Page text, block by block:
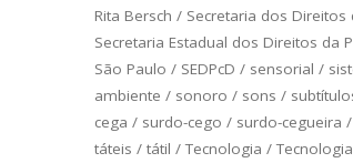
Rita Bersch / Secretaria dos Direitos
Secretaria Estadual dos Direitos da
São Paulo / SEDPcD / sensorial /
ambiente / sonoro / sons /
cega / surdo-cego / surdo-cegueira /
táteis / tátil /Tecnologia /